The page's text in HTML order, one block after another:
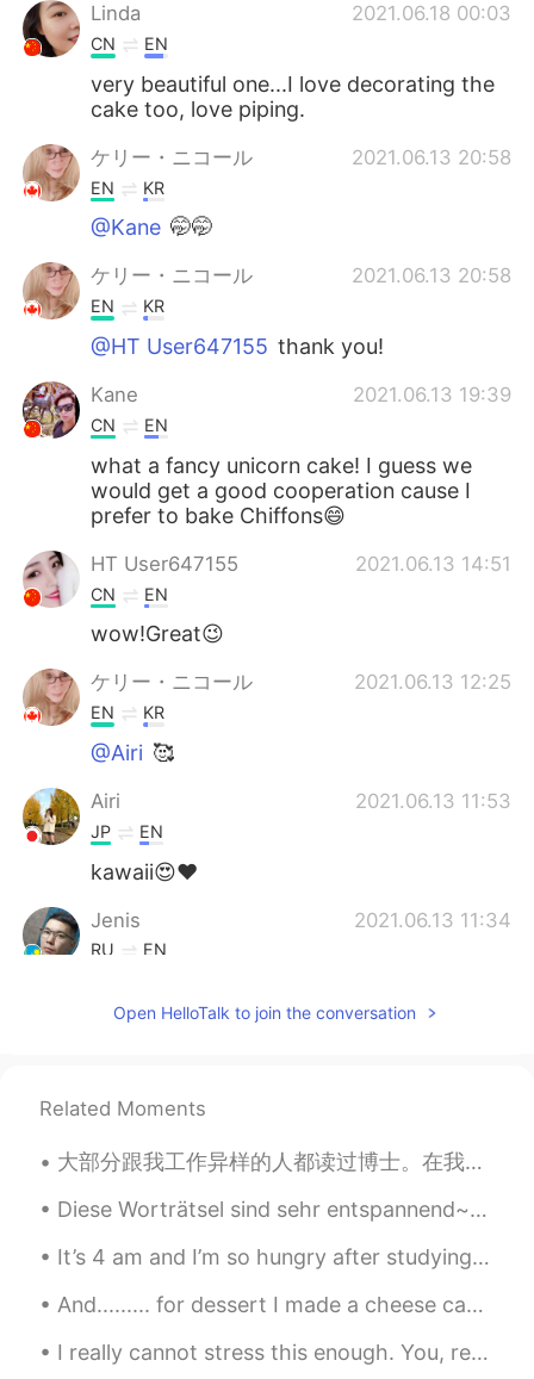
Português
Linda 2021.06.18 00:03
CN EN
very beautiful one...I love decorating the
cake too, love piping.
ケリー・ニコール 2021.06.13 20:58
EN KR
@Kane 🤭🤭
ケリー・ニコール 2021.06.13 20:58
EN KR
@HT User647155 thank you!
Kane 2021.06.13 19:39
CN EN
what a fancy unicorn cake! I guess we
would get a good cooperation cause I
prefer to bake Chiffons😄
HT User647155 2021.06.13 14:51
CN EN
wow!Great😉
ケリー・ニコール 2021.06.13 12:25
EN KR
@Airi 🥰
Airi 2021.06.13 11:53
JP EN
kawaii😍❤️
Jenis 2021.06.13 11:34
RU EN
discuss with you. Can you text me back
EN KR
@Jenisyes, I'm a baker, I specialize in
RU EN
That's what you made ? 😵
ケリー・ニコール 2021.06.13 11:24
Open HelloTalk to join the conversation
Related Moments
大部分跟我工作异样的人都读过博士。在我的公司里，我的部门里有一百三十人。基本上都读过博士。大部分的其他的人读了硕士。但是，这并不是一个工作要求。不管你读没读过博士，我们只在乎一个人的工作能力。读...
Diese Worträtsel sind sehr entspannend~Außerdem lernt man immer wieder neue Wörter! Ich höre ziem...
It’s 4 am and I’m so hungry after studying Korean, Japanese and Chinese! My brain is hungry! So I...
And......... for dessert I made a cheese cake with cherries 🍒 viola recipe is 2 x cream cheese 2 ...
I really cannot stress this enough. You, reading this.. I wanted to tell you that you are doing ...